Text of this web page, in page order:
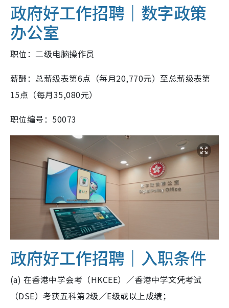
政府好工作招聘｜数字政策
办公室
职位：二级电脑操作员
薪酬：总薪级表第6点（每月20,770元）至总薪级表第
15点（每月35,080元）
职位编号：50073
政府好工作招聘｜入职条件
(a) 在香港中学会考（HKCEE）／香港中学文凭考试
（DSE）考获五科第2级／E级或以上成绩；